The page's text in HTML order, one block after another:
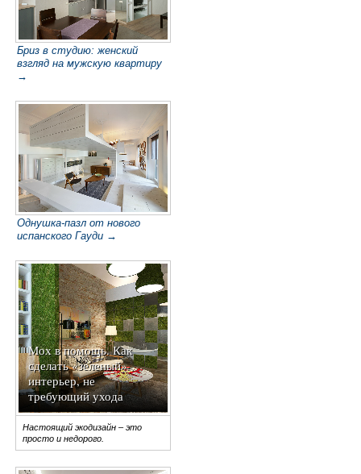
Бриз в студию: женский
взгляд на мужскую квартиру
→
Однушка-пазл от нового
испанского Гауди →
Мох в помощь. Как
сделать «зеленый»
интерьер, не
требующий ухода
Настоящий экодизайн – это
просто и недорого.